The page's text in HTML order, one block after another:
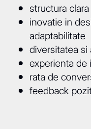
structura
inovatie in
adaptabilitate
diversitatea
experienta de
rata de
feedback